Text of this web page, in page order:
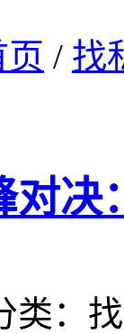
页 / 找
对决
类：